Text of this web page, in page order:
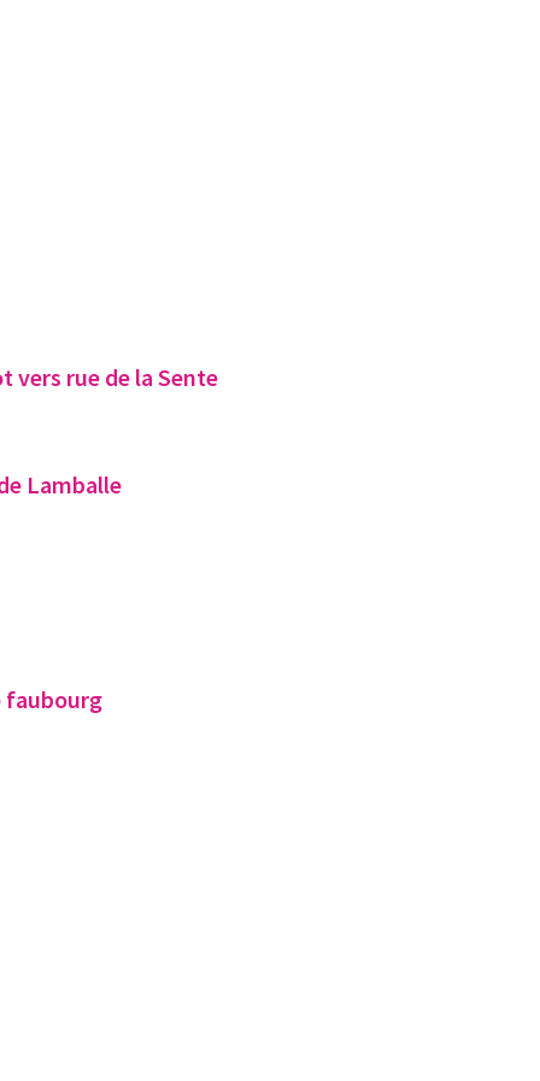
vers rue de la Sente
Lamballe
faubourg